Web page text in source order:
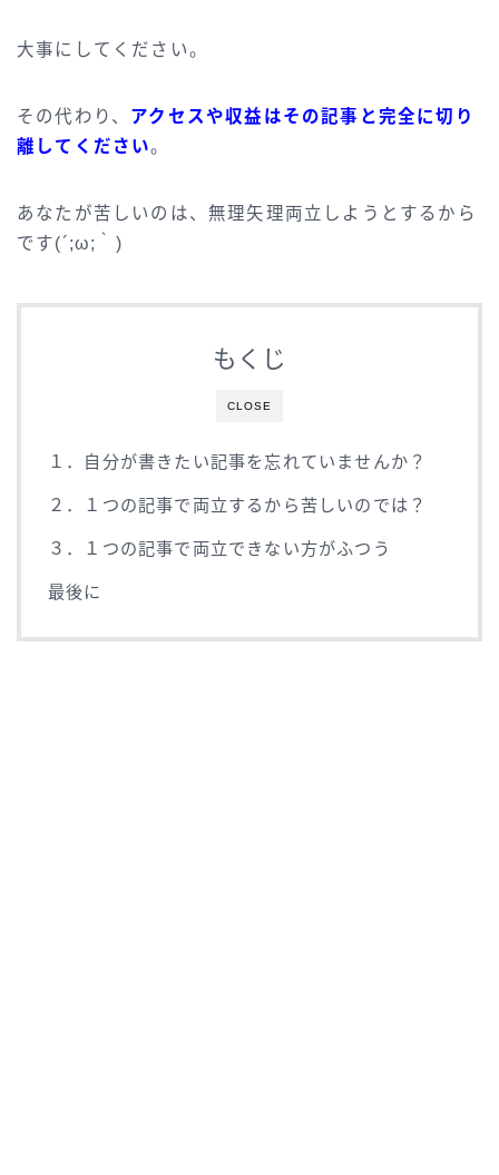
大事にしてください。
その代わり、 アクセスや収益はその記事と完全に切り
離してください。
あなたが苦しいのは、無理矢理両立しようとするから
です(´;ω;｀)
CLOSE
もくじ
１．自分が書きたい記事を忘れていませんか？
２．１つの記事で両立するから苦しいのでは？
３．１つの記事で両立できない方がふつう
最後に